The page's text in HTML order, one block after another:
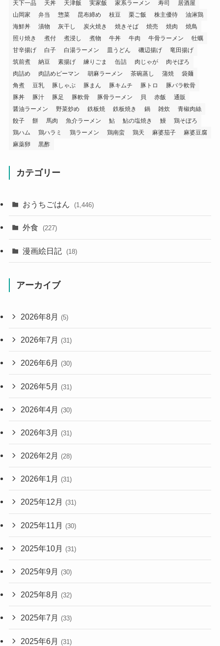
天下一品 天丼 天津飯 実家飯 家系ラーメン 寿司
居酒屋
山岡家
弁当 惣菜 昆布締め 枝豆 栗ご飯 株主優待
油淋鶏
海鮮丼
漬物 灰干し 炭火焼き 焼きそば 焼売 焼肉
焼鳥
照り焼き
煮付 煮浸し 煮物 牛丼 牛肉 牛骨ラーメン
牡蠣
甘辛揚げ
白子 白湯ラーメン 皿うどん 磯辺揚げ
竜田揚げ
筑前煮
納豆 素揚げ 練りごま 缶詰 肉じゃが
肉そぼろ
肉詰め
肉詰めピーマン 胡麻ラーメン 茶碗蒸し 蒲焼
袋麺
角煮
豆乳 豚しゃぶ 豚まん 豚キムチ 豚トロ
豚バラ軟骨
豚丼
豚汁 豚足 豚軟骨 豚骨ラーメン 貝 赤飯
通販
醤油ラーメン
野菜炒め 鉄板焼 鉄板焼き 鍋 雑炊
青椒肉絲
餃子
餅 馬肉 魚介ラーメン 鮎 鮎の塩焼き 鰻
鶏そぼろ
鶏ハム
鶏ハラミ 鶏ラーメン 鶏南蛮 鶏天 麻婆茄子
麻婆豆腐
麻薬卵
黒酢
カテゴリー
おうちごはん (1,446)
外食 (227)
漫画絵日記 (18)
アーカイブ
2026年8月 (5)
2026年7月 (31)
2026年6月 (30)
2026年5月 (31)
2026年4月 (30)
2026年3月 (31)
2026年2月 (28)
2026年1月 (31)
2025年12月 (31)
2025年11月 (30)
2025年10月 (31)
2025年9月 (30)
2025年8月 (32)
2025年7月 (33)
2025年6月 (31)